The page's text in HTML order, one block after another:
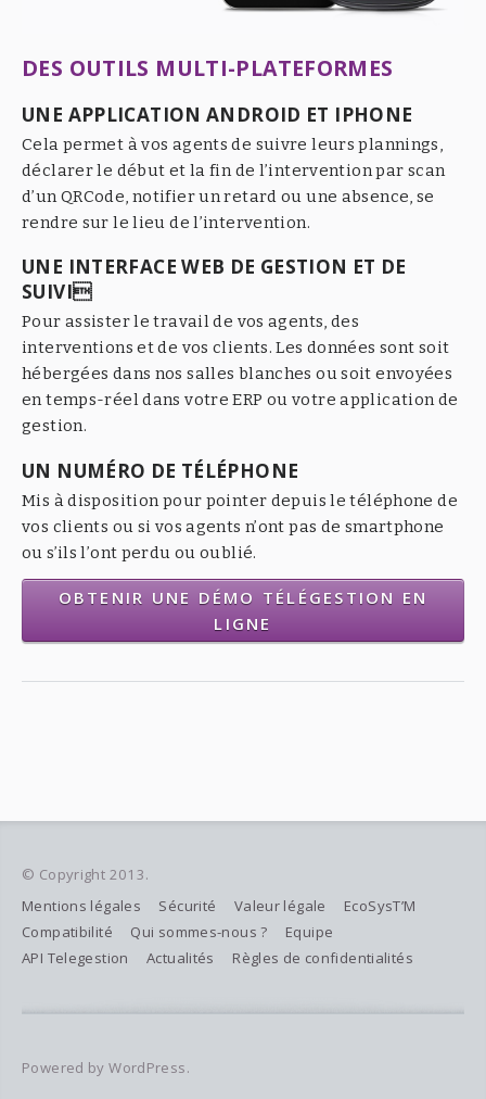
DES OUTILS MULTI-PLATEFORMES
UNE APPLICATION ANDROID ET IPHONE
Cela permet à vos agents de suivre leurs plannings,
déclarer le début et la fin de l’intervention par scan
d’un QRCode, notifier un retard ou une absence, se
rendre sur le lieu de l’intervention.
UNE INTERFACE WEB DE GESTION ET DE
SUIVI
Pour assister le travail de vos agents, des
interventions et de vos clients. Les données sont soit
hébergées dans nos salles blanches ou soit envoyées
en temps-réel dans votre ERP ou votre application de
gestion.
UN NUMÉRO DE TÉLÉPHONE
Mis à disposition pour pointer depuis le téléphone de
vos clients ou si vos agents n’ont pas de smartphone
ou s’ils l’ont perdu ou oublié.
OBTENIR UNE DÉMO TÉLÉGESTION EN
LIGNE
© Copyright 2013.
Mentions légales
Sécurité Valeur légale
EcoSysT’M
Compatibilité
Qui sommes-nous ?
Equipe
API Telegestion
Actualités Règles de confidentialités
Powered by WordPress.